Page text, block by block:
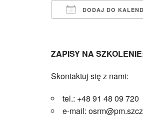
DODAJ DO
ZAPISY NA
Skontaktuj się z nami:
tel.: +48 91 48 09 720
e-mail: